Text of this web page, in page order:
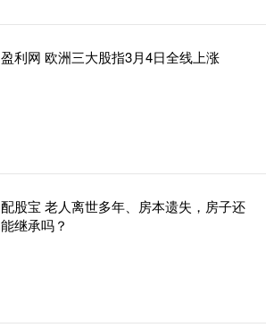
盈利网 欧洲三大股指3月4日全线上涨
配股宝 老人离世多年、房本遗失，房子还
能继承吗？